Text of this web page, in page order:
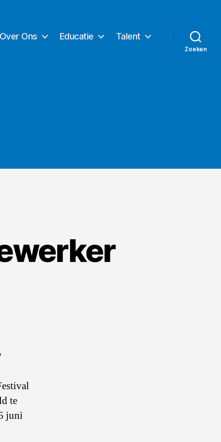
Over Ons Educatie Talent
Zoeken
te
juni